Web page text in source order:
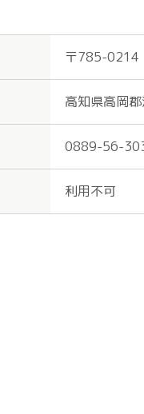
〒785-0214
高知県高岡
0889-56-
利用不可